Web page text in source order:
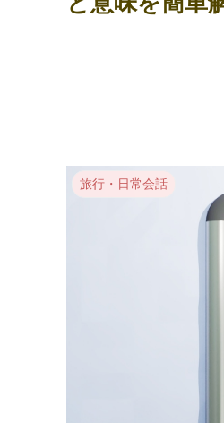
旅行・日常会話